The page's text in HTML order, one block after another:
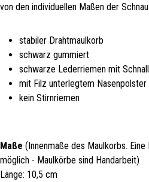
von den individuellen Maßen der
stabiler Drahtmaulkorb
schwarz gummiert
schwarze Lederriemen mit
mit Filz unterlegtem Nasenpolster
kein Stirnriemen
Maße (Innenmaße des Maulkorbs.
möglich - Maulkörbe sind Handarbeit)
Länge: 10,5 cm